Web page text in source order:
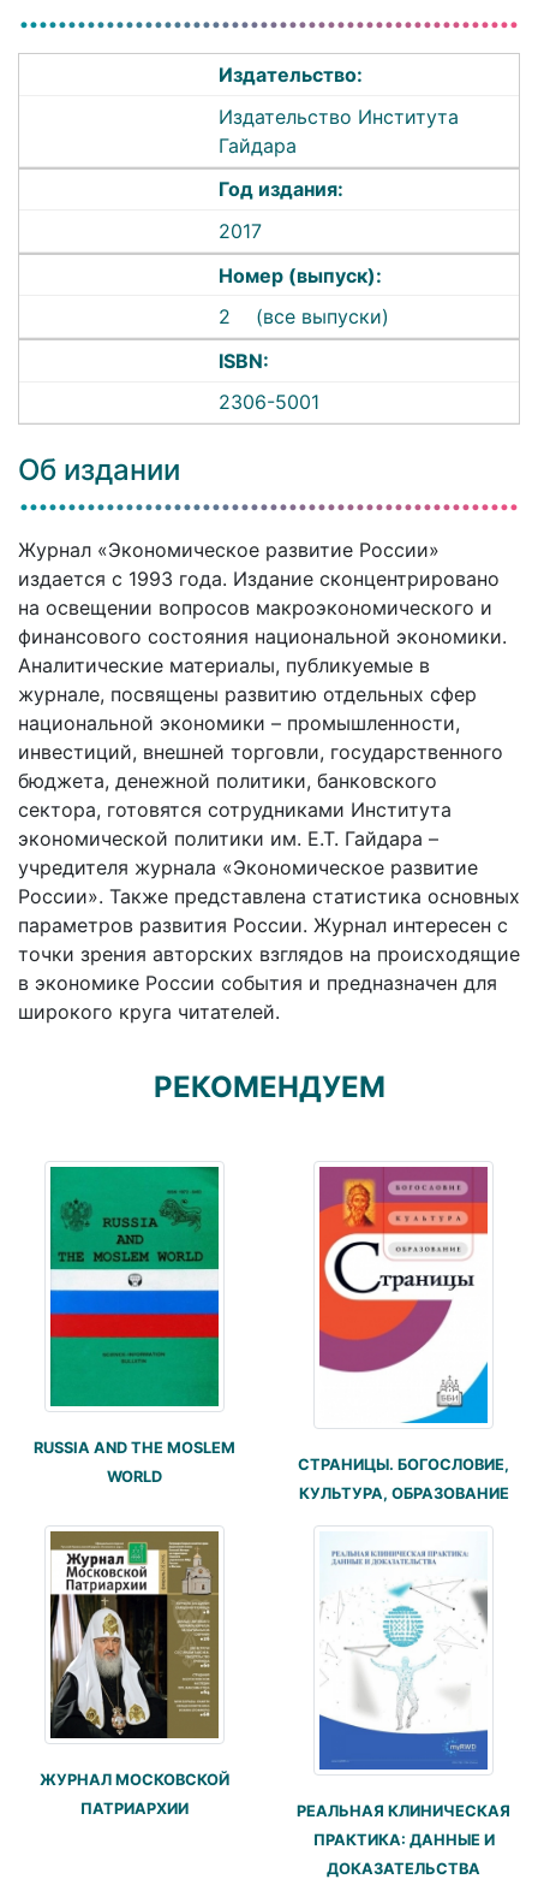
Издательство:
Издательство Института
Гайдара
Год издания:
2017
Номер (выпуск):
2
(все выпуски)
ISBN:
2306-5001
Об издании
Журнал «Экономическое развитие России»
издается с 1993 года. Издание сконцентрировано
на освещении вопросов макроэкономического и
финансового состояния национальной экономики.
Аналитические материалы, публикуемые в
журнале, посвящены развитию отдельных сфер
национальной экономики – промышленности,
инвестиций, внешней торговли, государственного
бюджета, денежной политики, банковского
сектора, готовятся сотрудниками Института
экономической политики им. Е.Т. Гайдара –
учредителя журнала «Экономическое развитие
России». Также представлена статистика основных
параметров развития России. Журнал интересен с
точки зрения авторских взглядов на происходящие
в экономике России события и предназначен для
широкого круга читателей.
РЕКОМЕНДУЕМ
RUSSIA AND THE MOSLEM
WORLD
СТРАНИЦЫ. БОГОСЛОВИЕ,
КУЛЬТУРА, ОБРАЗОВАНИЕ
ЖУРНАЛ МОСКОВСКОЙ
ПАТРИАРХИИ
РЕАЛЬНАЯ КЛИНИЧЕСКАЯ
ПРАКТИКА: ДАННЫЕ И
ДОКАЗАТЕЛЬСТВА